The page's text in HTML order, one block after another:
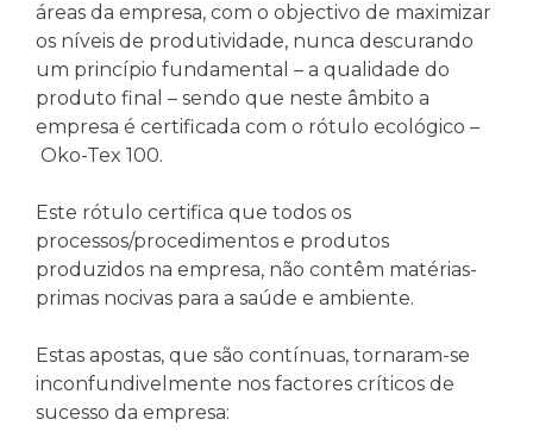
áreas da empresa, com o objectivo de maximizar
os níveis de produtividade, nunca descurando
um princípio fundamental – a qualidade do
produto final – sendo que neste âmbito a
empresa é certificada com o rótulo ecológico –
Oko-Tex 100.
Este rótulo certifica que todos os
processos/procedimentos e produtos
produzidos na empresa, não contêm matérias-
primas nocivas para a saúde e ambiente.
Estas apostas, que são contínuas, tornaram-se
inconfundivelmente nos factores críticos de
sucesso da empresa: